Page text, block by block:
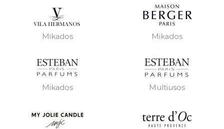
Mikados Mikados
Mikados Multiusos